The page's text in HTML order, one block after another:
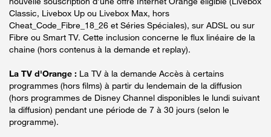
Classic, Livebox Up ou Livebox Max, hors
Cheat_Code_Fibre_18_26 et Séries Spéciales), sur ADSL ou sur
Fibre ou Smart TV. Cette inclusion concerne le flux linéaire de la
chaine (hors contenus à la demande et replay).
La TV d'Orange : La TV à la demande Accès à certains
programmes (hors films) à partir du lendemain de la diffusion
(hors programmes de Disney Channel disponibles le lundi suivant
la diffusion) pendant une période de 7 à 30 jours (selon le
programme).